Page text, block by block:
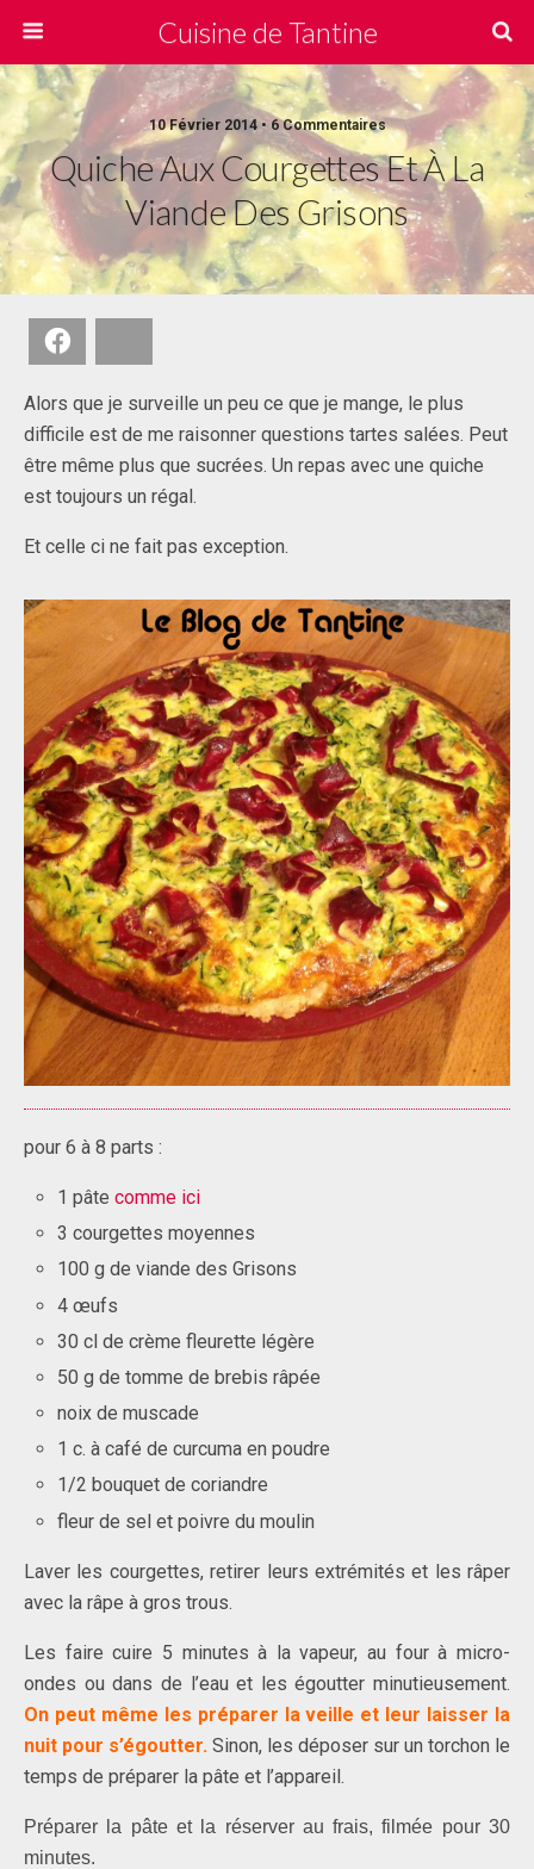
Cuisine de Tantine
10 Février 2014 • 6 Commentaires
Quiche Aux Courgettes Et À La
Viande Des Grisons
Alors que je surveille un peu ce que je mange, le plus
difficile est de me raisonner questions tartes salées. Peut
être même plus que sucrées. Un repas avec une quiche
est toujours un régal.
Et celle ci ne fait pas exception.
pour 6 à 8 parts :
1 pâtecomme ici
3 courgettes moyennes
100 g de viande des Grisons
4 œufs
30 cl de crème fleurette légère
50 g de tomme de brebis râpée
noix de muscade
1 c. à café de curcuma en poudre
1/2 bouquet de coriandre
fleur de sel et poivre du moulin
Laver les courgettes, retirer leurs extrémités et les râper
avec la râpe à gros trous.
Les faire cuire 5 minutes à la vapeur, au four à micro-
ondes ou dans de l’eau et les égoutter minutieusement.
On peut même les préparer la veille et leur laisser la
nuit pour s’égoutter. Sinon, les déposer sur un torchon le
temps de préparer la pâte et l’appareil.
Préparer la pâte et la réserver au frais, filmée pour 30
minutes.